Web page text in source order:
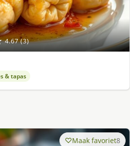
4.67 (3)
& tapas
Maak favoriet8